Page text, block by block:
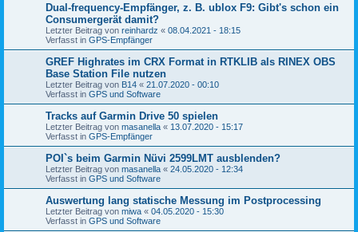
Dual-frequency-Empfänger, z. B. ublox F9: Gibt's schon ein
Consumergerät damit?
Letzter Beitrag von reinhardz « 08.04.2021 - 18:15
Verfasst in GPS-Empfänger
GREF Highrates im CRX Format in RTKLIB als RINEX OBS
Base Station File nutzen
Letzter Beitrag von B14 « 21.07.2020 - 00:10
Verfasst in GPS und Software
Tracks auf Garmin Drive 50 spielen
Letzter Beitrag von masanella « 13.07.2020 - 15:17
Verfasst in GPS-Empfänger
POI`s beim Garmin Nüvi 2599LMT ausblenden?
Letzter Beitrag von masanella « 24.05.2020 - 12:34
Verfasst in GPS und Software
Auswertung lang statische Messung im Postprocessing
Letzter Beitrag von miwa « 04.05.2020 - 15:30
Verfasst in GPS und Software